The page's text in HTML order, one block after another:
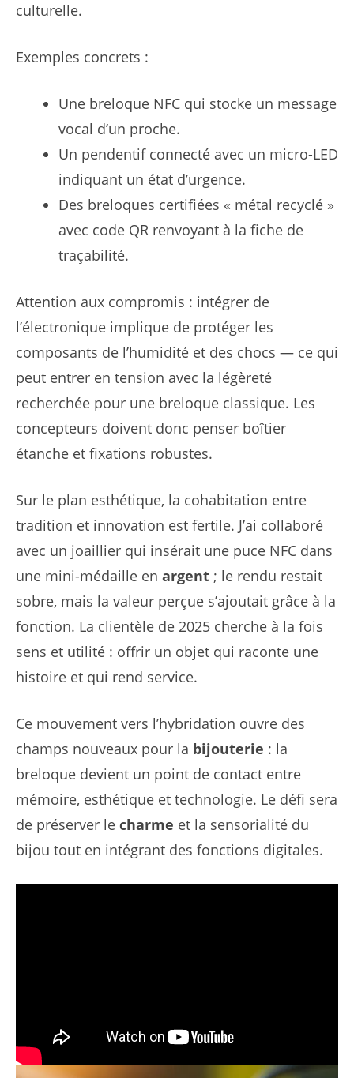
culturelle.
Exemples concrets :
Une breloque NFC qui stocke un message
vocal d’un proche.
Un pendentif connecté avec un micro-LED
indiquant un état d’urgence.
Des breloques certifiées « métal recyclé »
avec code QR renvoyant à la fiche de
traçabilité.
Attention aux compromis : intégrer de
l’électronique implique de protéger les
composants de l’humidité et des chocs — ce qui
peut entrer en tension avec la légèreté
recherchée pour une breloque classique. Les
concepteurs doivent donc penser boîtier
étanche et fixations robustes.
Sur le plan esthétique, la cohabitation entre
tradition et innovation est fertile. J’ai collaboré
avec un joaillier qui insérait une puce NFC dans
une mini-médaille en argent ; le rendu restait
sobre, mais la valeur perçue s’ajoutait grâce à la
fonction. La clientèle de 2025 cherche à la fois
sens et utilité : offrir un objet qui raconte une
histoire et qui rend service.
Ce mouvement vers l’hybridation ouvre des
champs nouveaux pour la bijouterie : la
breloque devient un point de contact entre
mémoire, esthétique et technologie. Le défi sera
de préserver le charme et la sensorialité du
bijou tout en intégrant des fonctions digitales.